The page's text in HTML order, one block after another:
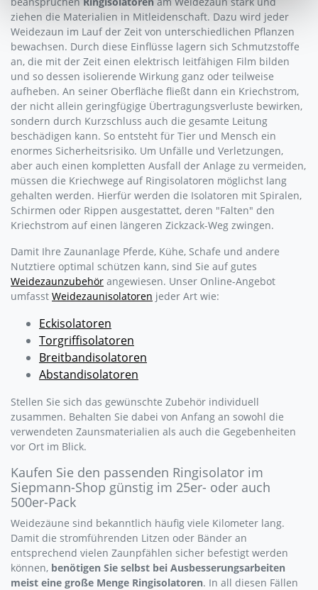
ziehen die Materialien in Mitleidenschaft. Dazu wird jeder
Weidezaun im Lauf der Zeit von unterschiedlichen Pflanzen
bewachsen. Durch diese Einflüsse lagern sich Schmutzstoffe
an, die mit der Zeit einen elektrisch leitfähigen Film bilden
und so dessen isolierende Wirkung ganz oder teilweise
aufheben. An seiner Oberfläche fließt dann ein Kriechstrom,
der nicht allein geringfügige Übertragungsverluste bewirken,
sondern durch Kurzschluss auch die gesamte Leitung
beschädigen kann. So entsteht für Tier und Mensch ein
enormes Sicherheitsrisiko. Um Unfälle und Verletzungen,
aber auch einen kompletten Ausfall der Anlage zu vermeiden,
müssen die Kriechwege auf Ringisolatoren möglichst lang
gehalten werden. Hierfür werden die Isolatoren mit Spiralen,
Schirmen oder Rippen ausgestattet, deren "Falten" den
Kriechstrom auf einen längeren Zickzack-Weg zwingen.
Damit Ihre Zaunanlage Pferde, Kühe, Schafe und andere
Nutztiere optimal schützen kann, sind Sie auf gutes
Weidezaunzubehör angewiesen. Unser Online-Angebot
umfasst Weidezaunisolatoren jeder Art wie:
Eckisolatoren
Torgriffisolatoren
Breitbandisolatoren
Abstandisolatoren
Stellen Sie sich das gewünschte Zubehör individuell
zusammen. Behalten Sie dabei von Anfang an sowohl die
verwendeten Zaunsmaterialien als auch die Gegebenheiten
vor Ort im Blick.
Kaufen Sie den passenden Ringisolator im
Siepmann-Shop günstig im 25er- oder auch
500er-Pack
Weidezäune sind bekanntlich häufig viele Kilometer lang.
Damit die stromführenden Litzen oder Bänder an
entsprechend vielen Zaunpfählen sicher befestigt werden
können, benötigen Sie selbst bei Ausbesserungsarbeiten
meist eine große Menge Ringisolatoren. In all diesen Fällen